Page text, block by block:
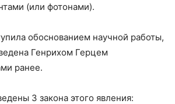
(или фотонами).
обоснованием научной работы,
Генрихом Герцем
ранее.
3 закона этого явления: